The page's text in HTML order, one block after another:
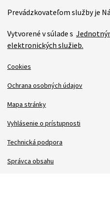
Prevádzkovateľom služby je
Vytvorené v súlade s
elektronických služieb.
Cookies
Ochrana osobných údajov
Mapa stránky
Vyhlásenie o prístupnosti
Technická podpora
Správca obsahu